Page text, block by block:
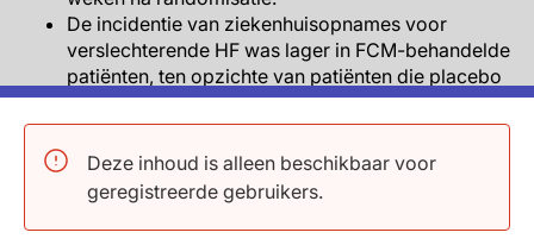
Deze inhoud is alleen beschikbaar voor
geregistreerde gebruikers.
De incidentie van ziekenhuisopnames voor
verslechterende HF was lager in FCM-behandelde
patiënten, ten opzichte van patiënten die placebo
kregen (7.6 events vs. 19.4 events per 100 patiënt
risicojaren, HR: 0.39, 95%CI: 0.19-0.82, P=0.009).
Mortaliteit verschilde niet van placebo, na een jaar
ijzerrepletie (HR: 0.89, 95%CI: 0.41-1.93, P=0.77).
Download Ponikowski EJheart 2014 CVGK.pptx